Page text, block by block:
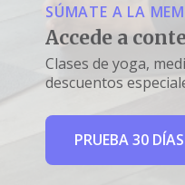
SÚMATE A LA
Accede a
Clases de yoga,
descuentos
PRUEBA 30